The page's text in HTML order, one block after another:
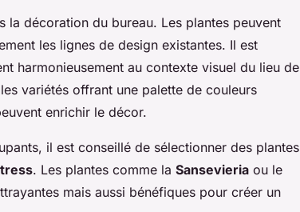
la décoration du bureau. Les plantes peuvent
les lignes de design existantes. Il est
harmonieusement au contexte visuel du lieu de
variétés offrant une palette de couleurs
enrichir le décor.
il est conseillé de sélectionner des plantes
. Les plantes comme la Sansevieria ou le
mais aussi bénéfiques pour créer un